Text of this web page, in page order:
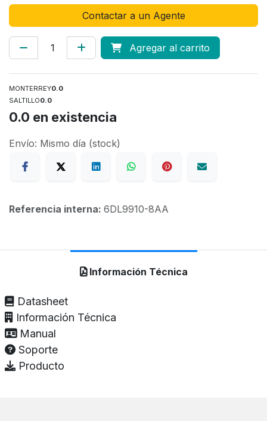
Contactar a un Agente
Agregar al carrito
MONTERREY0.0
SALTILLO0.0
0.0 en existencia
Envío: Mismo día (stock)
Referencia interna: 6DL9910-8AA
Información Técnica
Datasheet
Información Técnica
Manual
Soporte
Producto